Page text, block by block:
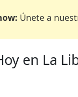
Únete a
en La